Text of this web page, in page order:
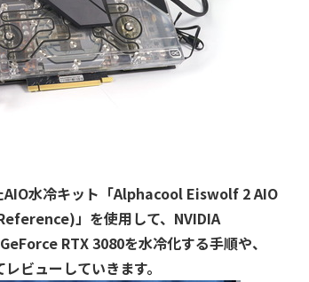
水冷キット「Alphacool Eiswolf 2 AIO
」を使用して、NVIDIA
RTX 3080を水冷化する手順や、
ビューしていきます。